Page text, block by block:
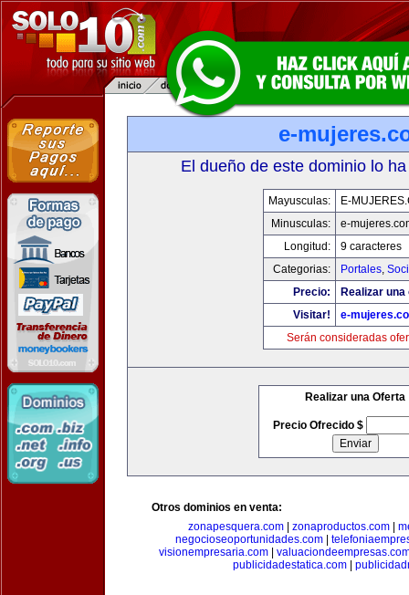
e-
El dueño de este dominio lo
Mayusculas:
E-
Minusculas:
e-
Longitud:
9 caracteres
Categorias:
Portales,
Precio:
Realizar
Visitar!
e-
Serán consideradas
Realizar una Oferta
Precio Ofrecido $
Otros dominios en venta:
zonapesquera.com| zonaproductos.com|
negocioseoportunidades.com
visionempresaria.com
publicidadestatica.com